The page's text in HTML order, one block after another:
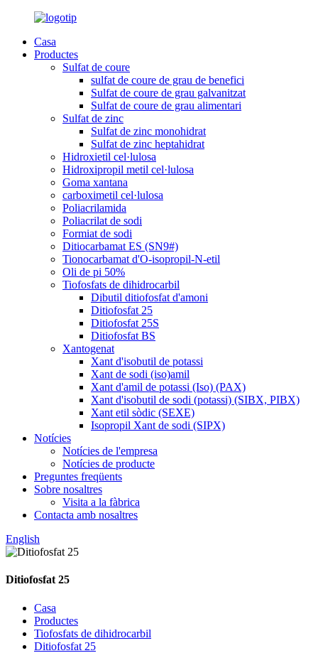
Casa
Productes
Sulfat de coure
sulfat de coure de grau de benefici
Sulfat de coure de grau galvanitzat
Sulfat de coure de grau alimentari
Sulfat de zinc
Sulfat de zinc monohidrat
Sulfat de zinc heptahidrat
Hidroxietil cel·lulosa
Hidroxipropil metil cel·lulosa
Goma xantana
carboximetil cel·lulosa
Poliacrilamida
Poliacrilat de sodi
Formiat de sodi
Ditiocarbamat ES (SN9#)
Tionocarbamat d'O-isopropil-N-etil
Oli de pi 50%
Tiofosfats de dihidrocarbil
Dibutil ditiofosfat d'amoni
Ditiofosfat 25
Ditiofosfat 25S
Ditiofosfat BS
Xantogenat
Xant d'isobutil de potassi
Xant de sodi (iso)amil
Xant d'amil de potassi (Iso) (PAX)
Xant d'isobutil de sodi (potassi) (SIBX, PIBX)
Xant etil sòdic (SEXE)
Isopropil Xant de sodi (SIPX)
Notícies
Notícies de l'empresa
Notícies de producte
Preguntes freqüents
Sobre nosaltres
Visita a la fàbrica
Contacta amb nosaltres
English
Ditiofosfat 25
Casa
Productes
Tiofosfats de dihidrocarbil
Ditiofosfat 25